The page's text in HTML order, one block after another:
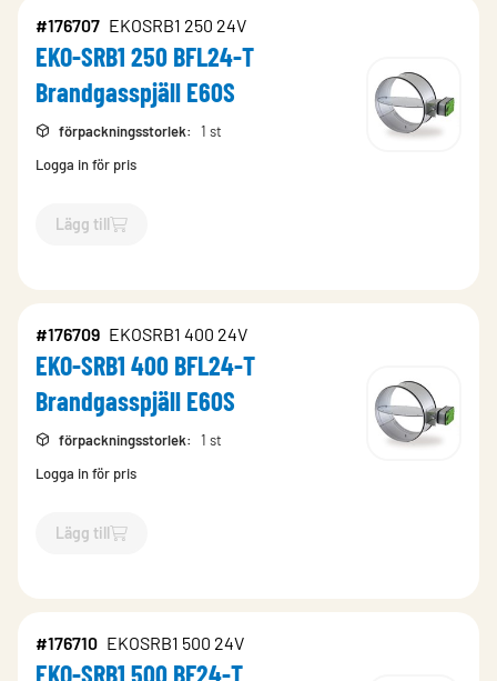
#176707 EKOSRB1 250 24V
EKO-SRB1 250 BFL24-T
Brandgasspjäll E60S
förpackningsstorlek:
1 st
Logga in för pris
Lägg till
`$Lägg till
#176709 EKOSRB1 400 24V
EKO-SRB1 400 BFL24-T
Brandgasspjäll E60S
förpackningsstorlek:
1 st
Logga in för pris
Lägg till
`$Lägg till
#176710 EKOSRB1 500 24V
EKO-SRB1 500 BF24-T